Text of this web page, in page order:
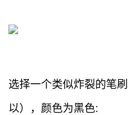
选择一个类似炸裂的笔刷
以），颜色为黑色: